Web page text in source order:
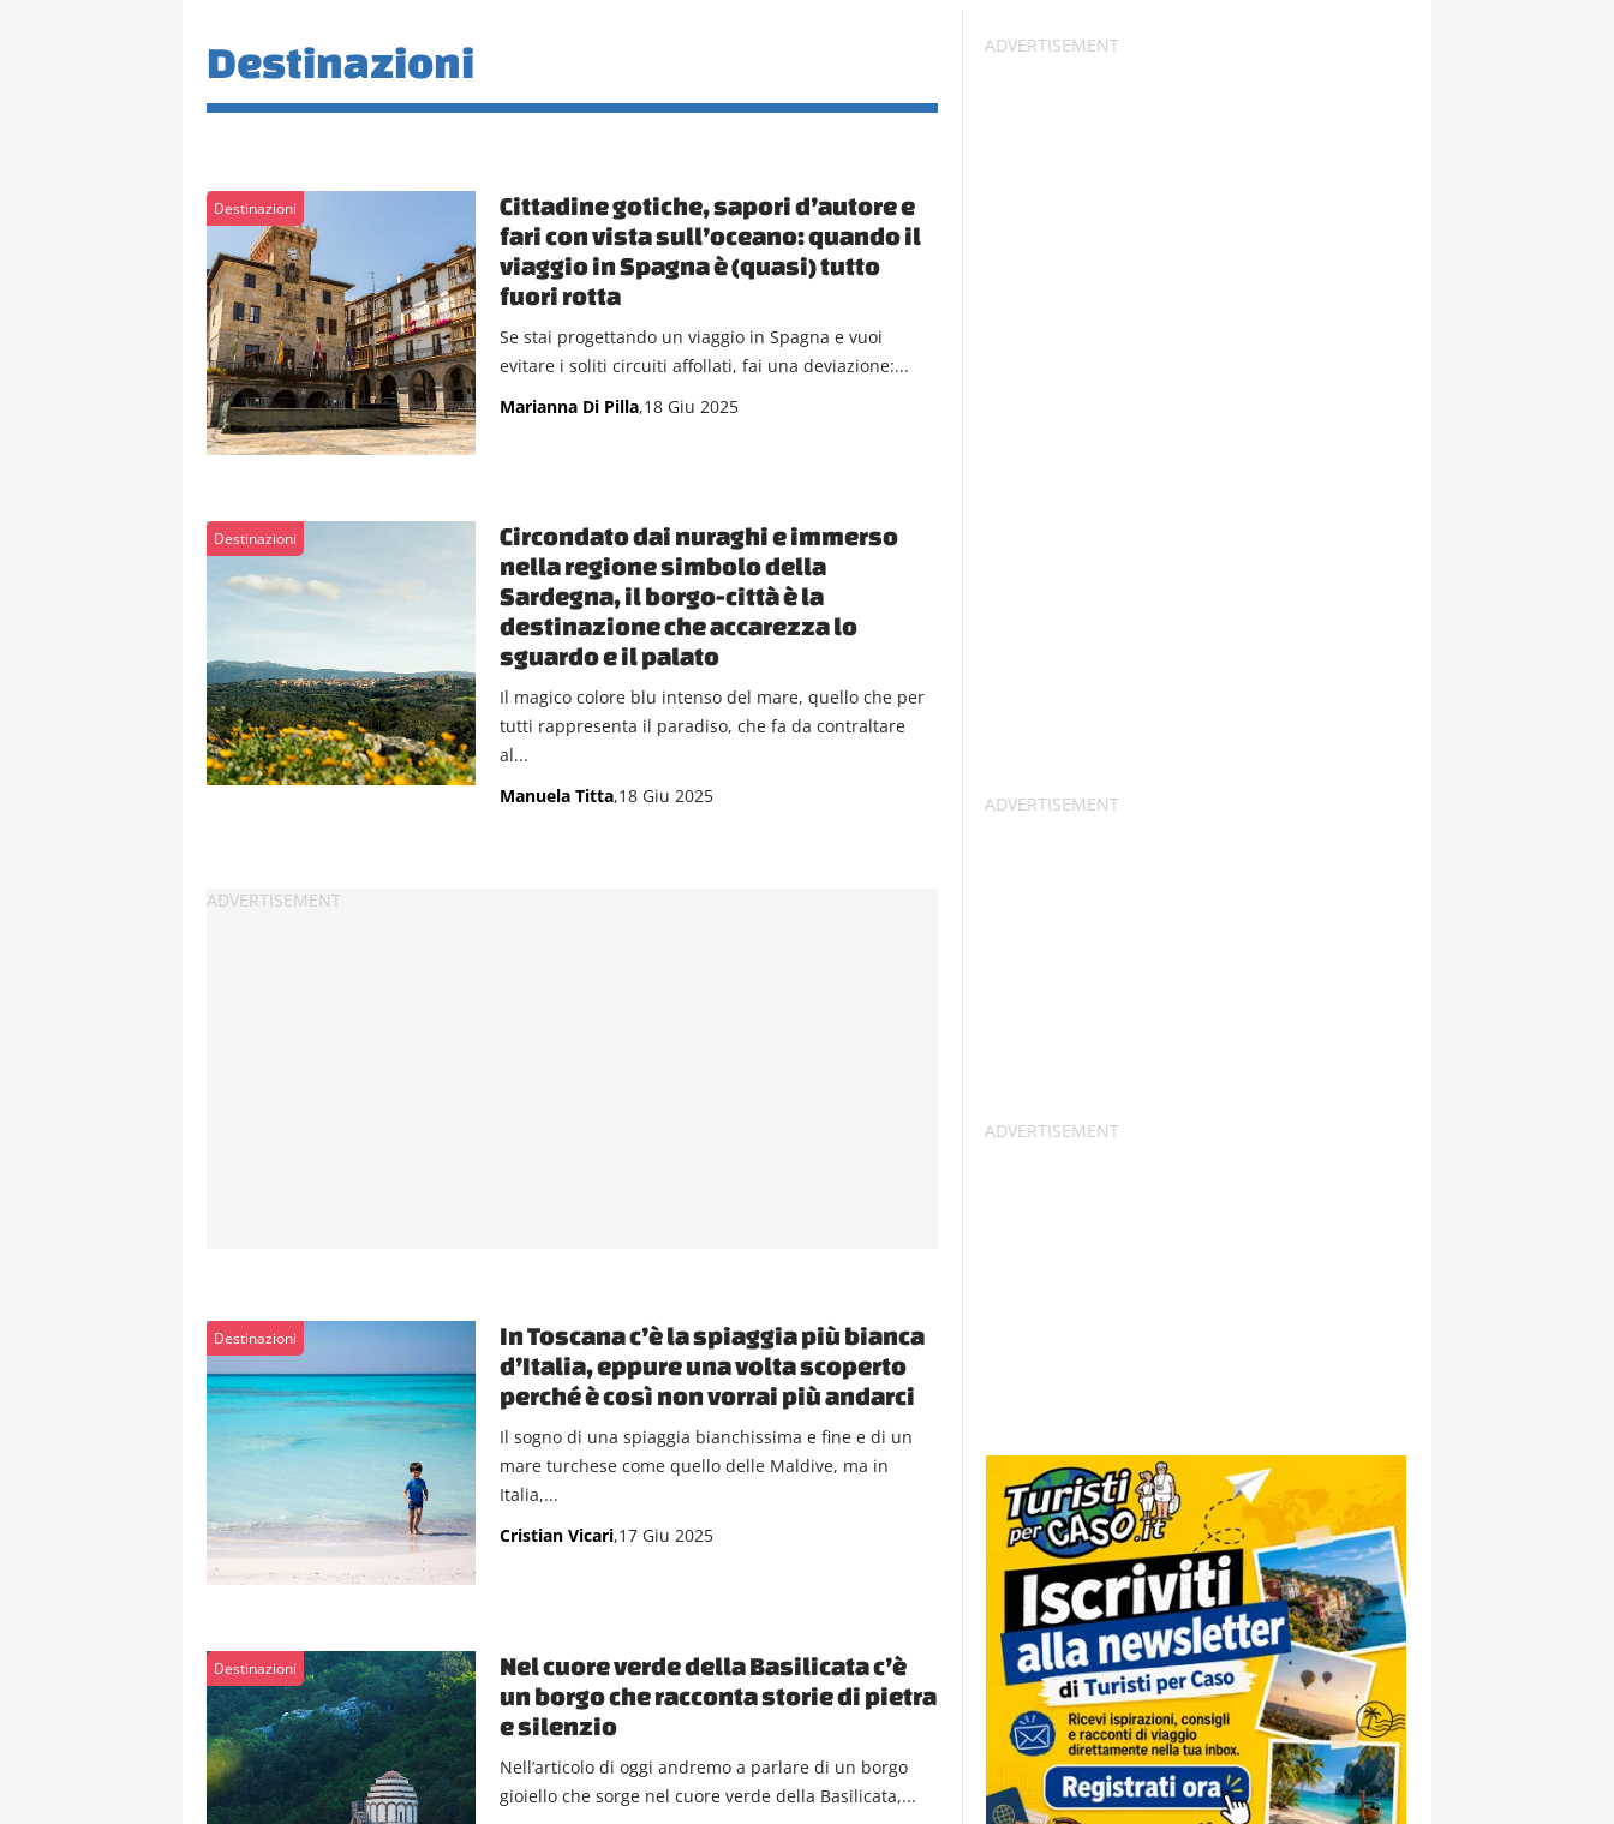
Destinazioni
Destinazioni
Cittadine gotiche, sapori d’autore e
fari con vista sull’oceano: quando il
viaggio in Spagna è (quasi) tutto
fuori rotta
Se stai progettando un viaggio in Spagna e vuoi
evitare i soliti circuiti affollati, fai una deviazione:...
Marianna Di Pilla,18 Giu 2025
Destinazioni
Circondato dai nuraghi e immerso
nella regione simbolo della
Sardegna, il borgo-città è la
destinazione che accarezza lo
sguardo e il palato
Il magico colore blu intenso del mare, quello che per
tutti rappresenta il paradiso, che fa da contraltare
al...
Manuela Titta,18 Giu 2025
Destinazioni
In Toscana c’è la spiaggia più bianca
d’Italia, eppure una volta scoperto
perché è così non vorrai più andarci
Il sogno di una spiaggia bianchissima e fine e di un
mare turchese come quello delle Maldive, ma in
Italia,...
Cristian Vicari,17 Giu 2025
Destinazioni
Nel cuore verde della Basilicata c’è
un borgo che racconta storie di pietra
e silenzio
Nell’articolo di oggi andremo a parlare di un borgo
gioiello che sorge nel cuore verde della Basilicata,...